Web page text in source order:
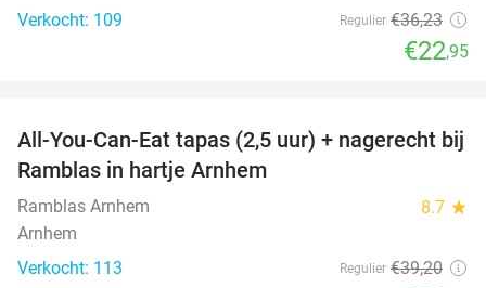
Verkocht: 109
Regulier €36,23
€22,95
31%
All-You-Can-Eat tapas (2,5 uur) + nagerecht bij
Ramblas in hartje Arnhem
Ramblas Arnhem 8.7 star
Arnhem
Verkocht: 113
Regulier €39,20